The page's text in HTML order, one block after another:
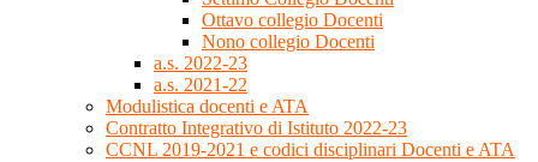
Ottavo collegio Docenti
Nono collegio Docenti
a.s. 2022-23
a.s. 2021-22
Modulistica docenti e ATA
Contratto Integrativo di Istituto 2022-23
CCNL 2019-2021 e codici disciplinari Docenti e ATA